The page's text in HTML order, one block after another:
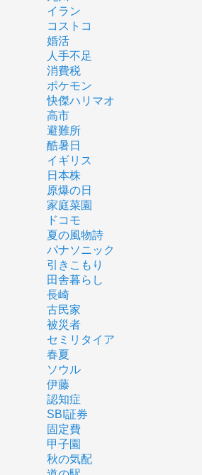
イラン
コストコ
婚活
人手不足
消費税
ポケモン
快傑ハリマオ
高市
避難所
酷暑日
イギリス
日本株
原爆の日
家庭菜園
ドコモ
夏の風物詩
パナソニック
引きこもり
田舎暮らし
長崎
古民家
被災者
セミリタイア
春夏
ソウル
伊藤
認知症
SBI証券
固定費
甲子園
秋の気配